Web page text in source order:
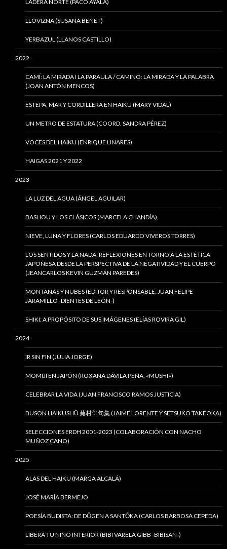
LADERA NORTE (PACO AYALA)
LLOVIZNA (SUSANA BENET)
YERBAZUL (LLANOS CASTILLO)
2022
CAMÍ: LA MIRADA I LA PARAULA / CAMINO: LA MIRADA Y LA PALABRA
(JOAN ANTÓN MENCOS)
ESTEPA, MAR Y CORDILLERA EN HAIKU (MARY VIDAL)
UN METRO DE ESTATURA (COORD. SANDRA PÉREZ)
VOCES DEL HAIKU (ENRIQUE LINARES)
HAIGAS 2021 Y 2022
2023
LA LUZ DEL AGUA (ÁNGEL AGUILAR)
BASHOU Y LOS CLÁSICOS (MARCELA CHANDÍA)
NIEVE, LUNA Y FLORES (CARLOS EDUARDO VIVEROS TORRES)
LOS SENTIDOS Y LA NADA: REFLEXIONES EN TORNO A LA ESTÉTICA
JAPONESA DESDE LA PERSPECTIVA DE LA NEGATIVIDAD Y EL CUERPO
(JEANCARLOS KEVIN GUZMÁN PAREDES)
MONTAÑAS Y NUBES (EDITOR Y RESPONSABLE: JUAN FELIPE
JARAMILLO -DIENTES DE LEÓN-)
SHIKI: A PROPÓSITO DE SUS IMÁGENES (ELÍAS ROVIRA GIL)
2024
IR SIN FIN (JULIA JORGE)
MOMIJI EN JAPÓN (ROXANA DÁVILA PEÑA, «MUSHI»)
CELEBRAR LA VIDA (JUAN FRANCISCO RAMOS JUSTICIA)
BUSON HAIKUSHÛ 蕪村俳句集 (JAIME LORENTE Y SETSUKO TAKEOKA)
SELECCIONES ERDH 2001-2023 (COLABORACIÓN CON NACHO
MUÑOZ CANO)
2025
ALAS DEL HAIKU (MARGA ALCALÁ)
JOSÉ MARÍA BERMEJO
POESÍA BUDISTA: DE DŌGEN A SANTŌKA (CARLOS BARBOSA CEPEDA)
LIBERA TU NIÑO INTERIOR (BIBI VARELA GIBB -BIBISAN-)